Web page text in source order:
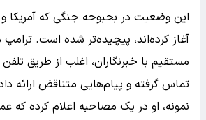
این وضعیت در بحبوحه جنگی که آمریکا و
آغاز کرده‌اند، پیچیده‌تر شده است. ترامپ
مستقیم با خبرنگاران، اغلب از طریق
تماس گرفته و پیام‌هایی متناقض ارائه
نمونه، او در یک مصاحبه اعلام کرده که